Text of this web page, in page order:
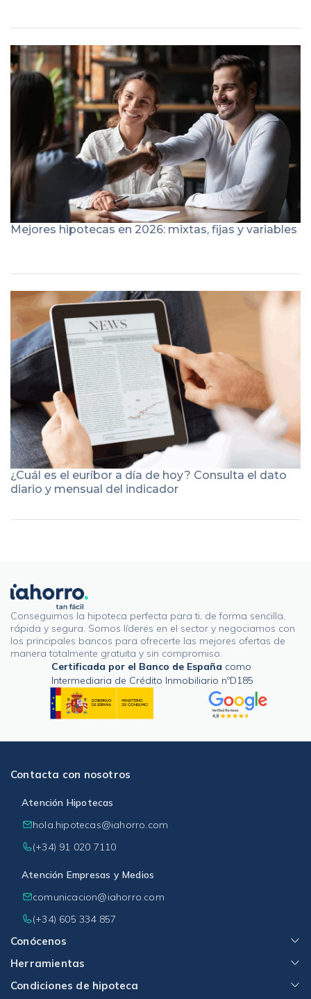
Mejores hipotecas en 2026: mixtas, fijas y variables
¿Cuál es el euríbor a día de hoy? Consulta el dato
diario y mensual del indicador
Conseguimos la hipoteca perfecta para ti, de forma sencilla,
rápida y segura. Somos líderes en el sector y negociamos con
los principales bancos para ofrecerte las mejores ofertas de
manera totalmente gratuita y sin compromiso.
Certificada por el Banco de España como
Intermediaria de Crédito Inmobiliario nºD185
Conócenos
Herramientas
Condiciones de hipoteca
Contacta con nosotros
Atención Hipotecas
hola.hipotecas@iahorro.com
(+34) 91 020 7110
Atención Empresas y Medios
comunicacion@iahorro.com
(+34) 605 334 857